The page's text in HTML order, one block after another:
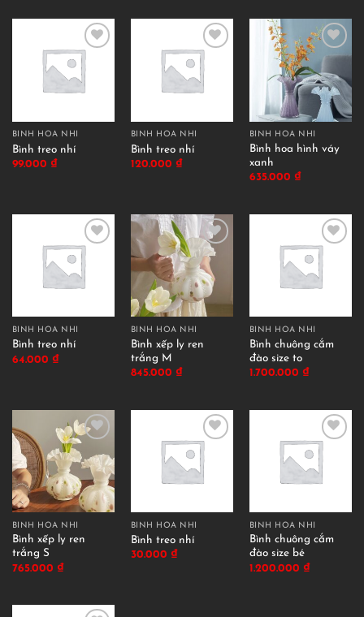
BÌNH HOA NHÍ
Bình treo nhí
99.000 ₫
BÌNH HOA NHÍ
Bình treo nhí
120.000 ₫
BÌNH HOA NHÍ
Bình hoa hình váy
xanh
635.000 ₫
BÌNH HOA NHÍ
Bình treo nhí
64.000 ₫
BÌNH HOA NHÍ
Bình xếp ly ren
trắng M
845.000 ₫
BÌNH HOA NHÍ
Bình chuông cắm
đào size to
1.700.000 ₫
BÌNH HOA NHÍ
Bình xếp ly ren
trắng S
765.000 ₫
BÌNH HOA NHÍ
Bình treo nhí
30.000 ₫
BÌNH HOA NHÍ
Bình chuông cắm
đào size bé
1.200.000 ₫